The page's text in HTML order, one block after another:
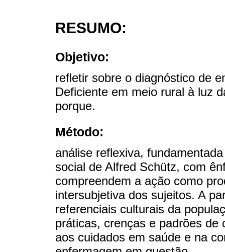
RESUMO:
Objetivo:
refletir sobre o diagnóstico de
Deficiente em meio rural à luz
porque.
Método:
análise reflexiva,
social de Alfred Schütz, com
compreendem a ação como
intersubjetiva dos sujeitos. A
referenciais culturais da
práticas, crenças e padrões de
aos cuidados em saúde e na